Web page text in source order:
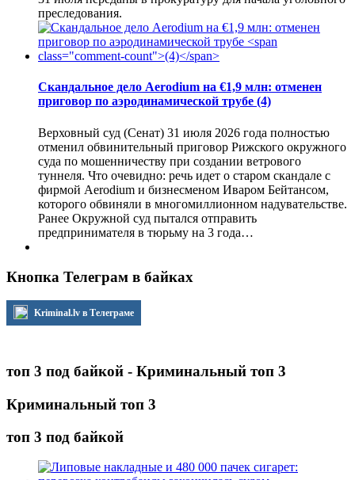
преследования.
Скандальное дело Aerodium на €1,9 млн: отменен
приговор по аэродинамической трубе (4)
Верховный суд (Сенат) 31 июля 2026 года полностью
отменил обвинительный приговор Рижского окружного
суда по мошенничеству при создании ветрового
туннеля. Что очевидно: речь идет о старом скандале с
фирмой Aerodium и бизнесменом Иваром Бейтансом,
которого обвиняли в многомиллионном надувательстве.
Ранее Окружной суд пытался отправить
предпринимателя в тюрьму на 3 года…
Кнопка Телеграм в байках
Kriminal.lv в Телеграме
топ 3 под байкой - Криминальный топ 3
Криминальный топ 3
топ 3 под байкой